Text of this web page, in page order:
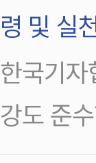
령 및 실
한국기
강도 준